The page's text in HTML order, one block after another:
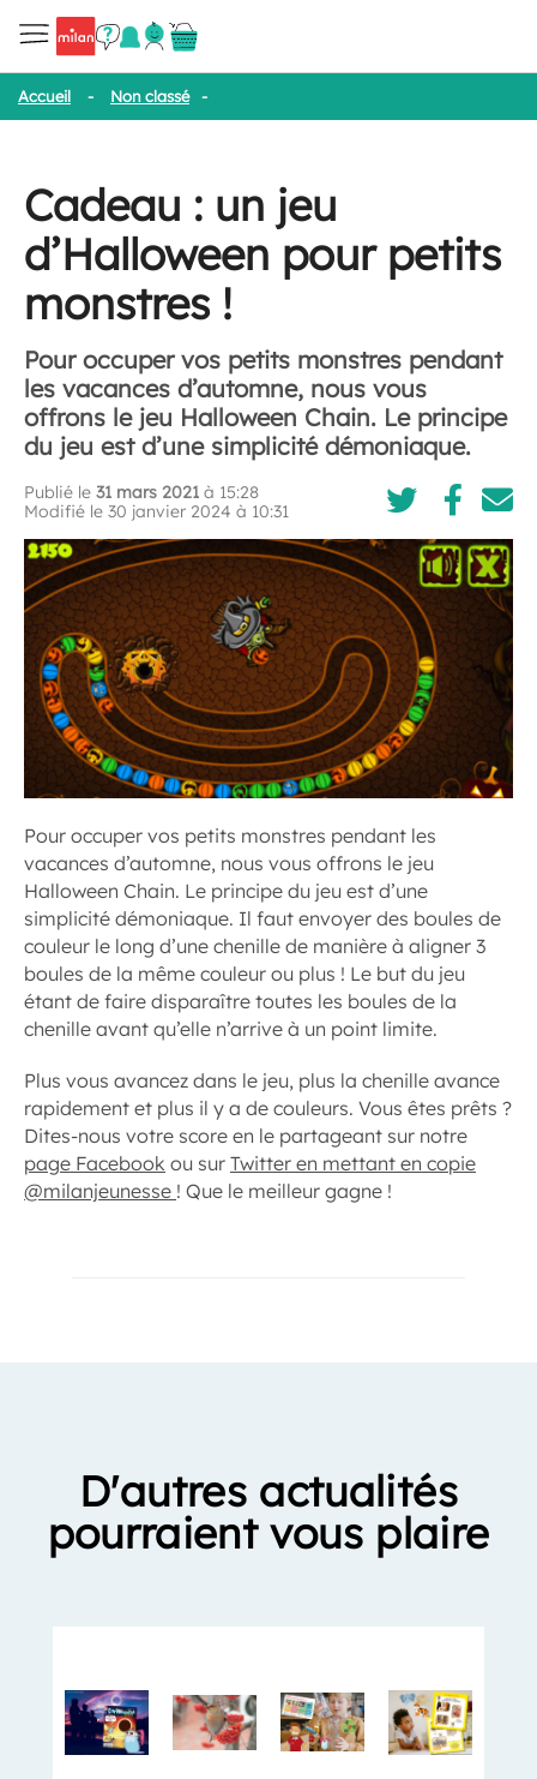
Accueil - Non classé -
Cadeau : un jeu
d’Halloween pour petits
monstres !
Pour occuper vos petits monstres pendant
les vacances d’automne, nous vous
offrons le jeu Halloween Chain. Le principe
du jeu est d’une simplicité démoniaque.
Publié le 31 mars 2021 à 15:28
Modifié le 30 janvier 2024 à 10:31
Pour occuper vos petits monstres pendant les
vacances d’automne, nous vous offrons le jeu
Halloween Chain. Le principe du jeu est d’une
simplicité démoniaque. Il faut envoyer des boules de
couleur le long d’une chenille de manière à aligner 3
boules de la même couleur ou plus ! Le but du jeu
étant de faire disparaître toutes les boules de la
chenille avant qu’elle n’arrive à un point limite.
Plus vous avancez dans le jeu, plus la chenille avance
rapidement et plus il y a de couleurs. Vous êtes prêts ?
Dites-nous votre score en le partageant sur notre
page Facebook ou sur Twitter en mettant en copie
@milanjeunesse ! Que le meilleur gagne !
D'autres actualités
pourraient vous plaire